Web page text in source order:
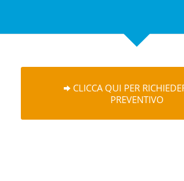
CLICCA QUI PER
PREVENTIVO